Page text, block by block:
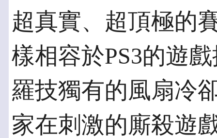
超真實、超頂極的
樣相容於PS3的遊
羅技獨有的風扇冷
家在刺激的廝殺遊